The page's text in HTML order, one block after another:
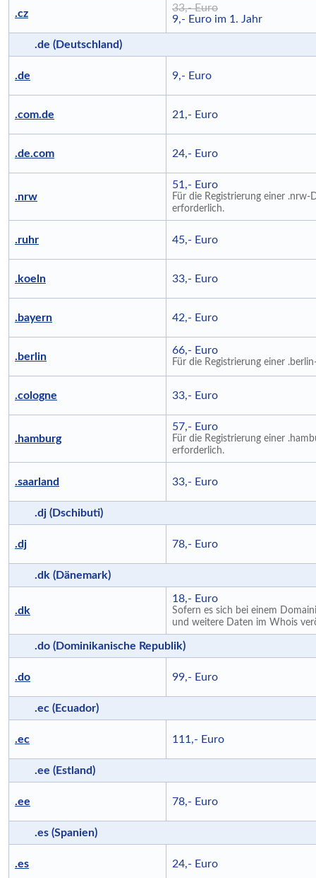
.cz
33,- Euro
9,- Euro im 1. Jahr
.de (Deutschland)
.de 9,- Euro
.com.de 21,- Euro
.de.com 24,- Euro
.nrw
51,- Euro
Für die Registrierung einer
erforderlich.
.ruhr 45,- Euro
.koeln 33,- Euro
.bayern 42,- Euro
.berlin
66,- Euro
Für die Registrierung einer
.cologne 33,- Euro
.hamburg
57,- Euro
Für die Registrierung einer
erforderlich.
.saarland 33,- Euro
.dj (Dschibuti)
.dj 78,- Euro
.dk (Dänemark)
.dk
18,- Euro
Sofern es sich bei einem
und weitere Daten im Whois
.do (Dominikanische Republik)
.do 99,- Euro
.ec (Ecuador)
.ec 111,- Euro
.ee (Estland)
.ee 78,- Euro
.es (Spanien)
.es 24,- Euro